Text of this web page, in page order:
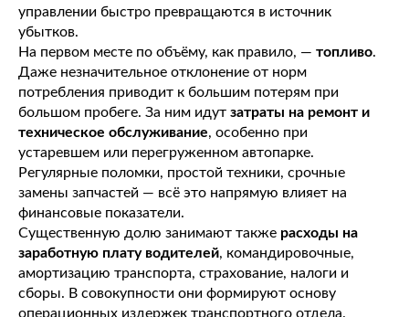
управлении быстро превращаются в источник
убытков.
На первом месте по объёму, как правило, — топливо.
Даже незначительное отклонение от норм
потребления приводит к большим потерям при
большом пробеге. За ним идут затраты на ремонт и
техническое обслуживание, особенно при
устаревшем или перегруженном автопарке.
Регулярные поломки, простой техники, срочные
замены запчастей — всё это напрямую влияет на
финансовые показатели.
Существенную долю занимают также расходы на
заработную плату водителей, командировочные,
амортизацию транспорта, страхование, налоги и
сборы. В совокупности они формируют основу
операционных издержек транспортного отдела.